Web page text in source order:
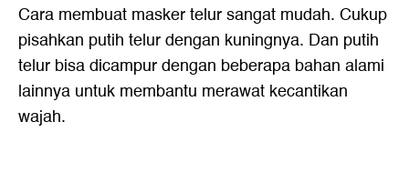
Cara membuat masker telur sangat mudah. Cukup
pisahkan putih telur dengan kuningnya. Dan putih
telur bisa dicampur dengan beberapa bahan alami
lainnya untuk membantu merawat kecantikan
wajah.